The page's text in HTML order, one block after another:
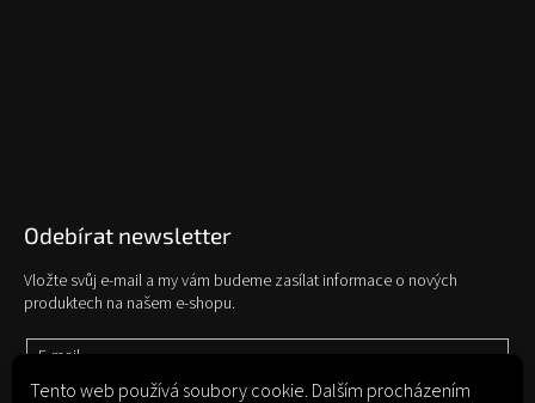
Tento web používá soubory cookie. Dalším procházením
Odebírat newsletter
Vložte svůj e-mail a my vám budeme zasílat informace o nových
produktech na našem e-shopu.
E-mail